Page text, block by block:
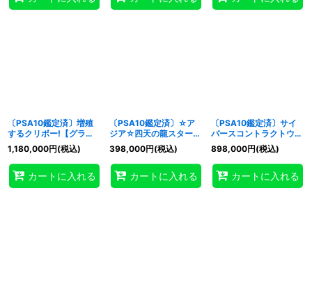
〔PSA10鑑定済〕増殖
するクリボー!【グラン
ドマスター】{LOCH-
JP002}《モンスター》
1,180,000円(税込)
カートに入れる
〔PSA10鑑定済〕☆ア
ジア☆四天の龍スターヴ
ヴェノムフュージョンド
ラゴン【グランドマスタ
ー】{アジアLOCR-
JP013}《融合》
398,000円(税込)
カートに入れる
〔PSA10鑑定済〕サイ
バースコントラクトウィ
ッチ【グランドマスタ
ー】{LOCH-JP018}
《リンク》
898,000円(税込)
カートに入れる